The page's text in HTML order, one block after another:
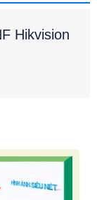
Hikvision